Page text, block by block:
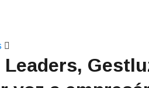
Leaders,